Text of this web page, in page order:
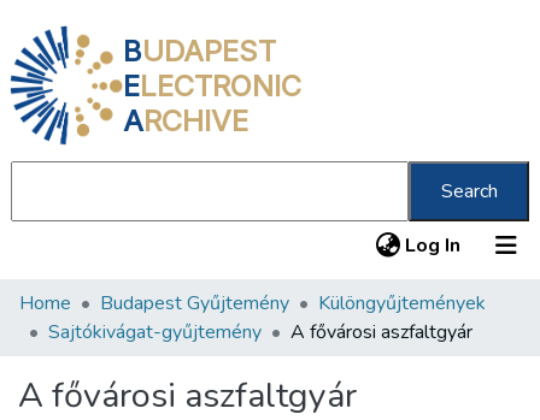
BUDAPEST
ELECTRONIC
ARCHIVE
Search
Log In (current)
Communities & Collections
Statistics
Home Budapest Gyűjtemény
Különgyűjtemények
Sajtókivágat-gyűjtemény
A fővárosi aszfaltgyár
A fővárosi aszfaltgyár